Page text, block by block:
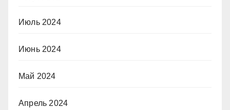
Июль 2024
Июнь 2024
Май 2024
Апрель 2024